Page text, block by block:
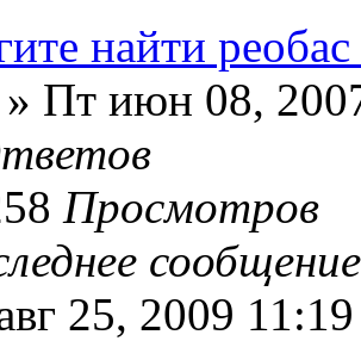
найти
» Пт июн 08,
Просмотров
25, 2009